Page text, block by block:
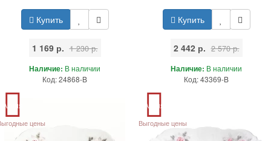
Купить
1 169 р. 1 230 р.
Наличие: В наличии
Код: 24868-B
Купить
2 442 р. 2 570 р.
Наличие: В наличии
Код: 43369-B
Акция
цены
Акция
Выгодные цены